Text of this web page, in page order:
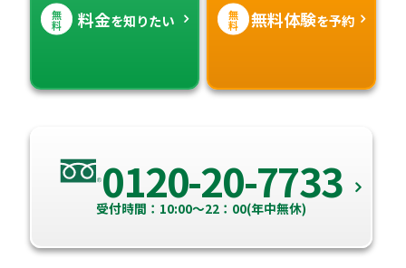
無
料 料金を知りたい 無
料 無料体験を予約
0120-20-7733
受付時間：10:00～22：00(年中無休)